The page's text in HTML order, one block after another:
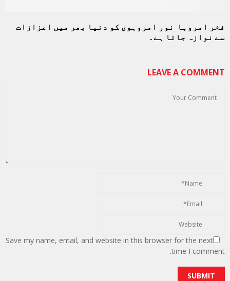
فخر امروہا نور امروہوی کو دنیا بھر میں اعزازات
سے نوازہ جاتا ہے۔
LEAVE A COMMENT
Save my name, email, and website in this browser for the next
time I comment.